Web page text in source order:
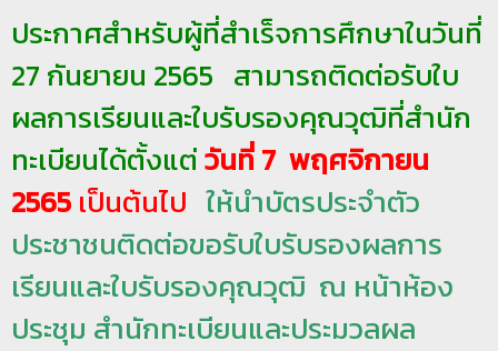
ร
ม
ว
ล
ล
ม
า
วิ
ประกาศสำหรับผู้ที่สำเร็จการศึกษาในวันที่
27 กันยายน 2565 สามารถติดต่อรับใบ
ผลการเรียนและใบรับรองคุณวุฒิที่สำนัก
ทะเบียนได้ตั้งแต่วันที่ 7 พฤศจิกายน
2565 เป็นต้นไป ให้นำบัตรประจำตัว
ประชาชนติดต่อขอรับใบรับรองผลการ
เรียนและใบรับรองคุณวุฒิ ณ หน้าห้อง
ประชุม สำนักทะเบียนและประมวลผล